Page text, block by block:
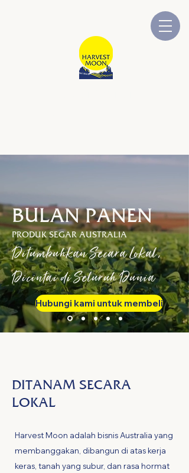
PRODUK SEGAR AUSTRALIA
BULAN PANEN
Ditumbuhkan Secara Lokal,
Dicintai di Seluruh Dunia
Hubungi kami untuk membeli
DITANAM SECARA
LOKAL
Harvest Moon adalah bisnis Australia yang
membanggakan, dibangun di atas kerja
keras, tanah yang subur, dan rasa hormat